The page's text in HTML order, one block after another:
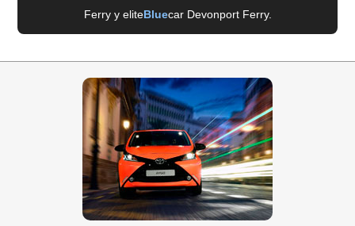
Ferryy eliteBluecar Devonport Ferry.